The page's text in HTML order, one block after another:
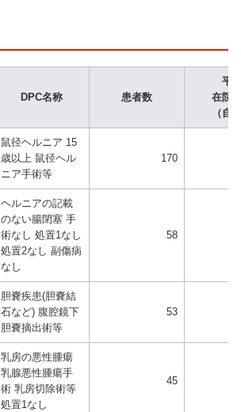
DPC名称 患者数
平
在院
（自
鼠径ヘルニア 15
歳以上 鼠径ヘル
ニア手術等
170
ヘルニアの記載
のない腸閉塞 手
術なし 処置1なし
処置2なし 副傷病
なし
58
胆嚢疾患(胆嚢結
石など) 腹腔鏡下
胆嚢摘出術等
53
乳房の悪性腫瘍
乳腺悪性腫瘍手
術 乳房切除術等
処置1なし
45